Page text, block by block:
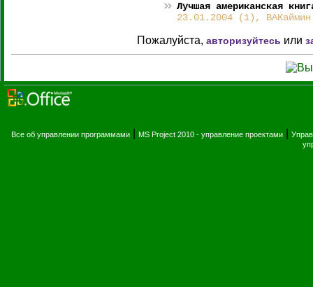
Лучшая американская
23.01.2004 (1), ВАКаймин
Пожалуйста, авторизуйтесь или
Все об управлении программами MS Project 2010 - управление проектами